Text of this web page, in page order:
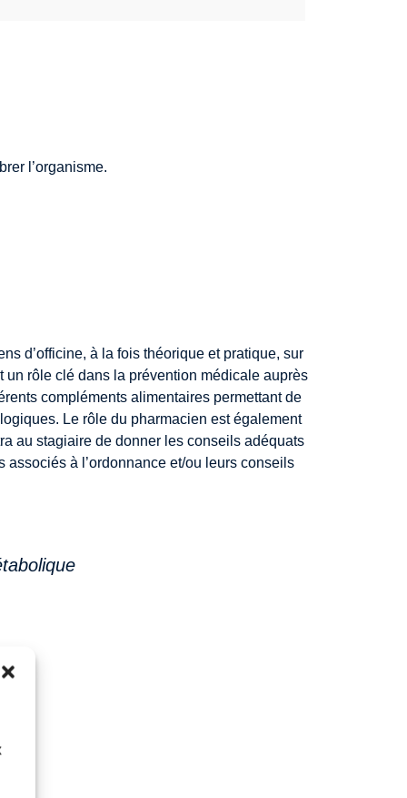
l’organisme.
d’officine, à la fois théorique et pratique, sur
un rôle clé dans la prévention médicale auprès
compléments alimentaires permettant de
Le rôle du pharmacien est également
au stagiaire de donner les conseils adéquats
à l’ordonnance et/ou leurs conseils